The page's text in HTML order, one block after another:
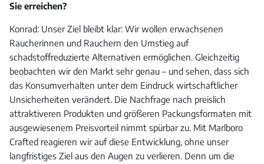
Sie erreichen?
Konrad: Unser Ziel bleibt klar: Wir wollen erwachsenen
Raucherinnen und Rauchern den Umstieg auf
schadstoffreduzierte Alternativen ermöglichen. Gleichzeitig
beobachten wir den Markt sehr genau – und sehen, dass sich
das Konsumverhalten unter dem Eindruck wirtschaftlicher
Unsicherheiten verändert. Die Nachfrage nach preislich
attraktiveren Produkten und größeren Packungsformaten mit
ausgewiesenem Preisvorteil nimmt spürbar zu. Mit Marlboro
Crafted reagieren wir auf diese Entwicklung, ohne unser
langfristiges Ziel aus den Augen zu verlieren. Denn um die